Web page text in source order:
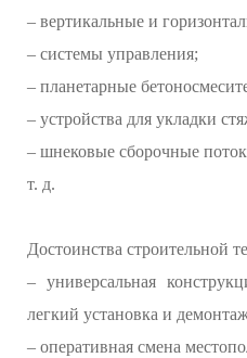
– вертикальные и
– системы управления;
– планетарные
– устройства для укладки
– шнековые сборочные
т. д.
Достоинства строительной
– универсальная
легкий установка и
– оперативная смена